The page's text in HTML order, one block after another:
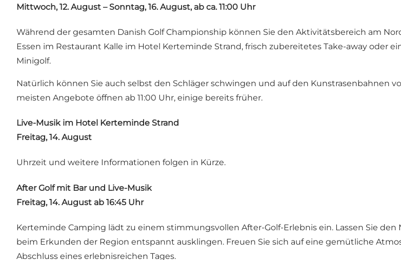
Mittwoch, 12. August – Sonntag, 16. August, ab ca. 11:00 Uhr
Während der gesamten Danish Golf Championship können Sie den Aktivitätsbereich am
Essen im Restaurant Kalle im Hotel Kerteminde Strand, frisch zubereitetes Take-away oder
Minigolf.
Natürlich können Sie auch selbst den Schläger schwingen und auf den Kunstrasenbahnen
meisten Angebote öffnen ab 11:00 Uhr, einige bereits früher.
Live-Musik im Hotel Kerteminde Strand
Freitag, 14. August
Uhrzeit und weitere Informationen folgen in Kürze.
After Golf mit Bar und Live-Musik
Freitag, 14. August ab 16:45 Uhr
Kerteminde Camping lädt zu einem stimmungsvollen After-Golf-Erlebnis ein. Lassen Sie
beim Erkunden der Region entspannt ausklingen. Freuen Sie sich auf eine gemütliche
Abschluss eines erlebnisreichen Tages.